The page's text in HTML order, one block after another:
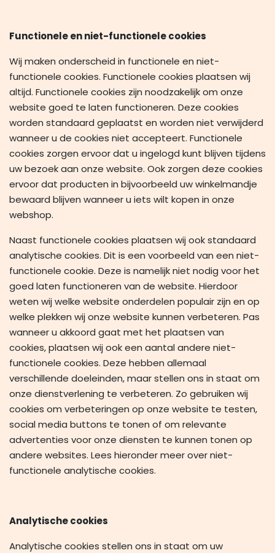
Functionele en niet-functionele cookies
Wij maken onderscheid in functionele en niet-
functionele cookies. Functionele cookies plaatsen wij
altijd. Functionele cookies zijn noodzakelijk om onze
website goed te laten functioneren. Deze cookies
worden standaard geplaatst en worden niet verwijderd
wanneer u de cookies niet accepteert. Functionele
cookies zorgen ervoor dat u ingelogd kunt blijven tijdens
uw bezoek aan onze website. Ook zorgen deze cookies
ervoor dat producten in bijvoorbeeld uw winkelmandje
bewaard blijven wanneer u iets wilt kopen in onze
webshop.
Naast functionele cookies plaatsen wij ook standaard
analytische cookies. Dit is een voorbeeld van een niet-
functionele cookie. Deze is namelijk niet nodig voor het
goed laten functioneren van de website. Hierdoor
weten wij welke website onderdelen populair zijn en op
welke plekken wij onze website kunnen verbeteren. Pas
wanneer u akkoord gaat met het plaatsen van
cookies, plaatsen wij ook een aantal andere niet-
functionele cookies. Deze hebben allemaal
verschillende doeleinden, maar stellen ons in staat om
onze dienstverlening te verbeteren. Zo gebruiken wij
cookies om verbeteringen op onze website te testen,
social media buttons te tonen of om relevante
advertenties voor onze diensten te kunnen tonen op
andere websites. Lees hieronder meer over niet-
functionele analytische cookies.
Analytische cookies
Analytische cookies stellen ons in staat om uw